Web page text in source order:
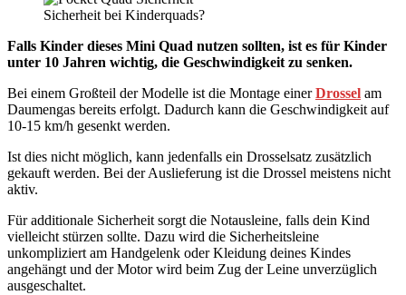
Sicherheit bei Kinderquads?
Falls Kinder dieses Mini Quad nutzen sollten, ist es für Kinder
unter 10 Jahren wichtig, die Geschwindigkeit zu senken.
Bei einem Großteil der Modelle ist die Montage einerDrossel am
Daumengas bereits erfolgt. Dadurch kann die Geschwindigkeit auf
10-15 km/h gesenkt werden.
Ist dies nicht möglich, kann jedenfalls ein Drosselsatz zusätzlich
gekauft werden. Bei der Auslieferung ist die Drossel meistens nicht
aktiv.
Für additionale Sicherheit sorgt die Notausleine, falls dein Kind
vielleicht stürzen sollte. Dazu wird die Sicherheitsleine
unkompliziert am Handgelenk oder Kleidung deines Kindes
angehängt und der Motor wird beim Zug der Leine unverzüglich
ausgeschaltet.